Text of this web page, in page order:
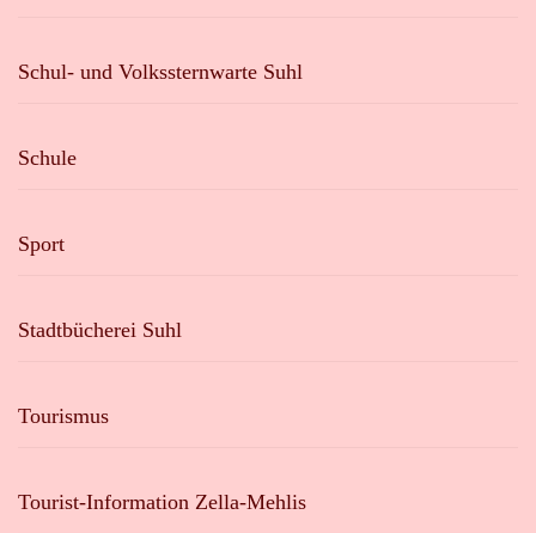
Schul- und Volkssternwarte Suhl
Schule
Sport
Stadtbücherei Suhl
Tourismus
Tourist-Information Zella-Mehlis